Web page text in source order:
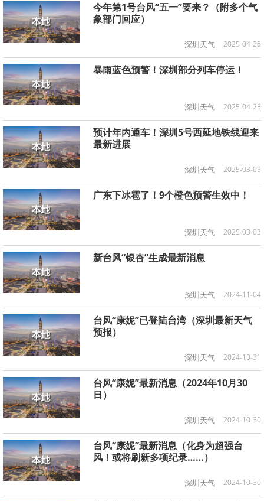
今年第1号台风“五一”要来？（附多个气
象部门回应）
深圳天气 2025-04-28
暴雨蓝色预警！深圳部分列车停运！
深圳天气 2025-04-23
预计年内通车！深圳5号西延地铁线迎来
最新进展
深圳天气 2025-03-05
广东下冰雹了！9个橙色预警生效中！
深圳天气 2025-03-03
新台风“银杏”生成最新消息
深圳天气 2024-11-04
台风“康妮”已登陆台湾（深圳最新天气
预报）
深圳天气 2024-10-31
台风“康妮”最新消息（2024年10月30
日）
深圳天气 2024-10-30
台风“康妮”最新消息（化身为超强台
风！或将刷新多项纪录……）
深圳天气 2024-10-30